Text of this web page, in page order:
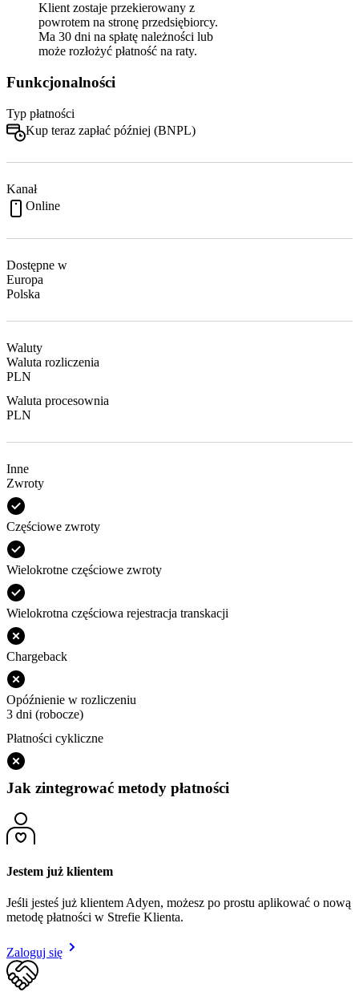
Klient zostaje przekierowany z
powrotem na stronę przedsiębiorcy.
Ma 30 dni na spłatę należności lub
może rozłożyć płatność na raty.
Funkcjonalności
Typ płatności
Kup teraz zapłać później (BNPL)
Kanał
Online
Dostępne w
Europa
Polska
Waluty
Waluta rozliczenia
PLN
Waluta procesownia
PLN
Inne
Zwroty
Częściowe zwroty
Wielokrotne częściowe zwroty
Wielokrotna częściowa rejestracja transkacji
Chargeback
Opóźnienie w rozliczeniu
3 dni (robocze)
Płatności cykliczne
Jak zintegrować metody płatności
Jestem już klientem
Jeśli jesteś już klientem Adyen, możesz po prostu aplikować o nową
metodę płatności w Strefie Klienta.
Zaloguj się